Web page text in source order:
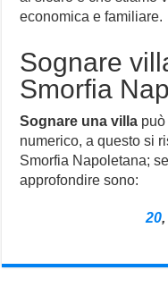
economica e familiare.
Sognare
Smorfia
Sognare una villa
numerico, a questo si
Smorfia Napoletana;
approfondire sono:
20,